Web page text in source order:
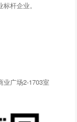
杆企业。
业广场2-1703室